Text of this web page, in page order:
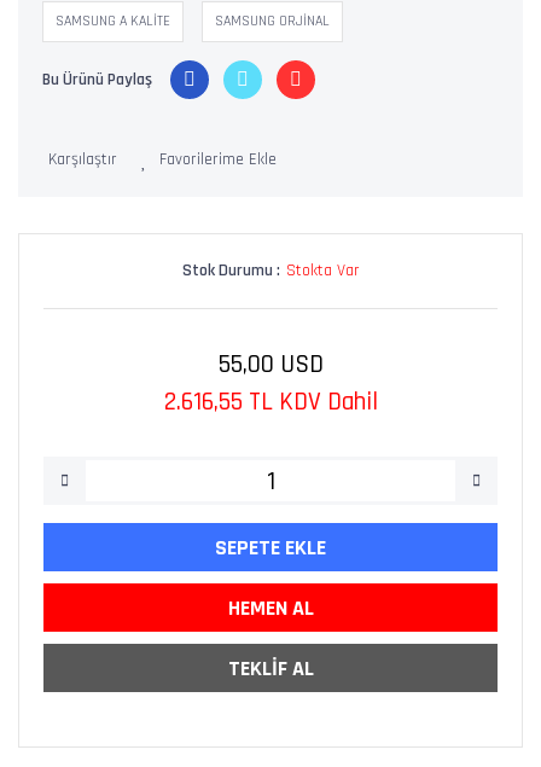
SAMSUNG A KALİTE SAMSUNG ORJİNAL
Bu Ürünü Paylaş
Karşılaştır
Stok Durumu : Stokta Var
55,00 USD
2.616,55 TL KDV Dahil
SEPETE EKLE
HEMEN AL
TEKLİF AL